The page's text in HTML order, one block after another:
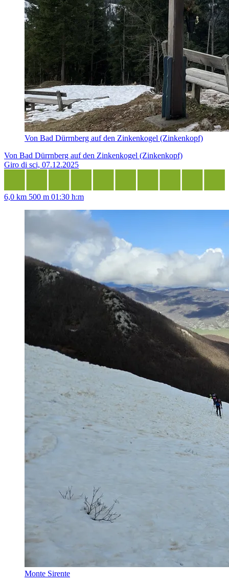
Von Bad Dürrnberg auf den Zinkenkogel (Zinkenkopf)
Von Bad Dürrnberg auf den Zinkenkogel (Zinkenkopf)
Giro di sci, 07.12.2025
6,0 km 500 m 01:30 h:m
Monte Sirente